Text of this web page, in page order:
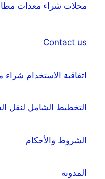
محلات شراء معدات
Contact us
اتفاقية الاستخدام
التخطيط الشامل لنقل
الشروط والأحكام
المدونة